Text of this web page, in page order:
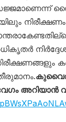
നിരീക്ഷണം
അറിയാൻ